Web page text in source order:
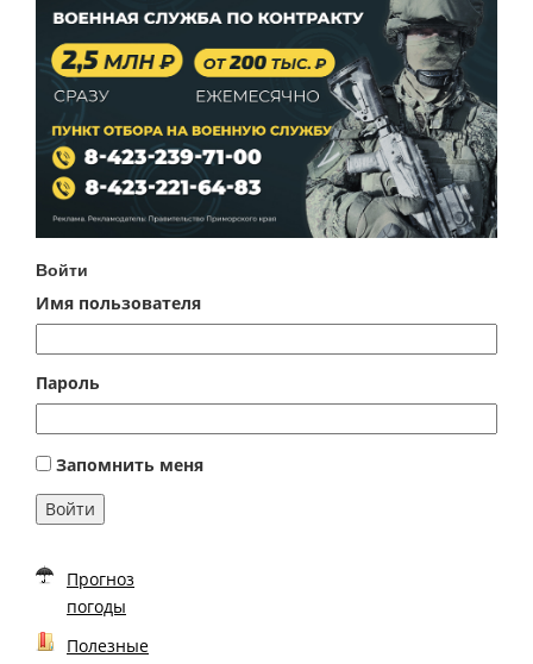
Войти
Имя пользователя
Пароль
Запомнить меня
Войти
Прогноз
погоды
Полезные